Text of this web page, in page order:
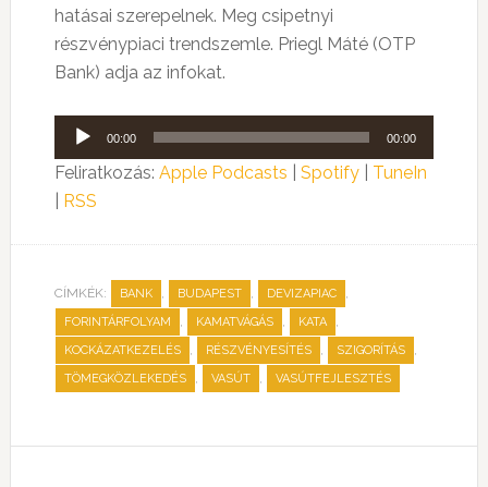
hatásai szerepelnek. Meg csipetnyi
részvénypiaci trendszemle. Priegl Máté (OTP
Bank) adja az infokat.
Audió
lejátszó
00:00 00:00
Feliratkozás: Apple Podcasts Spotify| TuneIn
RSS
CÍMKÉK: BANK , BUDAPEST , DEVIZAPIAC ,
FORINTÁRFOLYAM , KAMATVÁGÁS , KATA ,
KOCKÁZATKEZELÉS , RÉSZVÉNYESÍTÉS , SZIGORÍTÁS ,
TÖMEGKÖZLEKEDÉS , VASÚT , VASÚTFEJLESZTÉS